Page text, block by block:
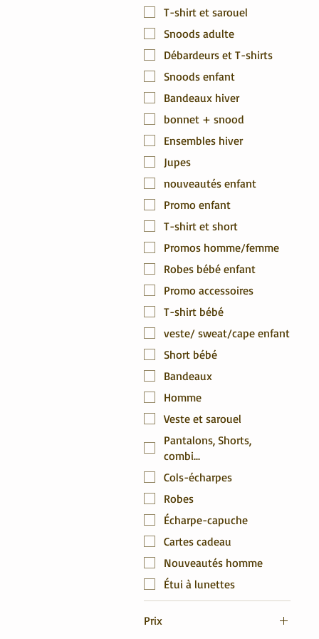
T-shirt et sarouel
Snoods adulte
Débardeurs et T-shirts
Snoods enfant
Bandeaux hiver
bonnet + snood
Ensembles hiver
Jupes
nouveautés enfant
Promo enfant
T-shirt et short
Promos homme/femme
Robes bébé enfant
Promo accessoires
T-shirt bébé
veste/ sweat/cape enfant
Short bébé
Bandeaux
Homme
Veste et sarouel
Pantalons, Shorts,
combi...
Cols-écharpes
Robes
Écharpe-capuche
Cartes cadeau
Nouveautés homme
Étui à lunettes
Prix